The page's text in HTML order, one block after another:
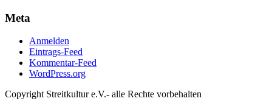
Meta
Anmelden
Eintrags-Feed
Kommentar-Feed
WordPress.org
Copyright Streitkultur e.V.- alle Rechte vorbehalten